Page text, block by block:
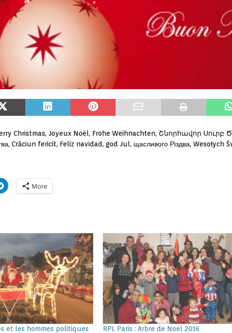
Christmas, Joyeux Noël, Frohe Weihnachten, Շնորհավոր Սուրբ
Crăciun fericit, Feliz navidad, god Jul, щасливого Різдва, Wesołych
More
et les hommes politiques
RPL Paris : Arbre de Noël 2016